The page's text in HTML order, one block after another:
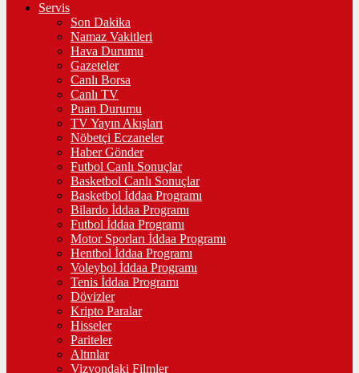
Servis
Son Dakika
Namaz Vakitleri
Hava Durumu
Gazeteler
Canlı Borsa
Canlı TV
Puan Durumu
TV Yayın Akışları
Nöbetçi Eczaneler
Haber Gönder
Futbol Canlı Sonuçlar
Basketbol Canlı Sonuçlar
Basketbol İddaa Programı
Bilardo İddaa Programı
Futbol İddaa Programı
Motor Sporları İddaa Programı
Hentbol İddaa Programı
Voleybol İddaa Programı
Tenis İddaa Programı
Dövizler
Kripto Paralar
Hisseler
Pariteler
Altınlar
Vizyondaki Filmler